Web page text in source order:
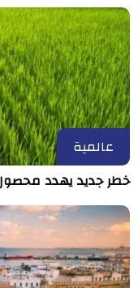
عالمية
خطر جديد يهدد محصول